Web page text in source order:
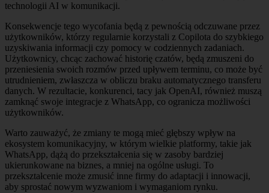
technologii AI w komunikacji.
Konsekwencje tego wycofania będą z pewnością odczuwane przez
użytkowników, którzy regularnie korzystali z Copilota do szybkiego
uzyskiwania informacji czy pomocy w codziennych zadaniach.
Użytkownicy, chcąc zachować historię czatów, będą zmuszeni do
przeniesienia swoich rozmów przed upływem terminu, co może być
utrudnieniem, zwłaszcza w obliczu braku automatycznego transferu
danych. W rezultacie, konkurenci, tacy jak OpenAI, również muszą
zamknąć swoje integracje z WhatsApp, co ogranicza możliwości
użytkowników.
Warto zauważyć, że zmiany te mogą mieć głębszy wpływ na
ekosystem komunikacyjny, w którym wielkie platformy, takie jak
WhatsApp, dążą do przekształcenia się w zasoby bardziej
ukierunkowane na biznes, a mniej na ogólne usługi. To
przekształcenie może zmusić inne firmy do adaptacji i innowacji,
aby sprostać nowym wyzwaniom i wymaganiom rynku.